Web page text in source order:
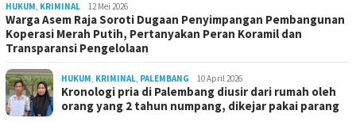
HUKUM, KRIMINAL 12 Mei 2026
Warga Asem Raja Soroti Dugaan Penyimpangan Pembangunan
Koperasi Merah Putih, Pertanyakan Peran Koramil dan
Transparansi Pengelolaan
HUKUM, KRIMINAL, PALEMBANG 10 April 2026
Kronologi pria di Palembang diusir dari rumah oleh
orang yang 2 tahun numpang, dikejar pakai parang